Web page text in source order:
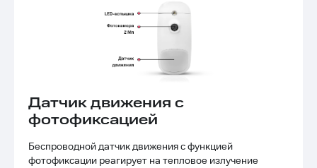
Датчик движения с
фотофиксацией
Беспроводной датчик движения с функцией
фотофиксации реагирует на тепловое излучение